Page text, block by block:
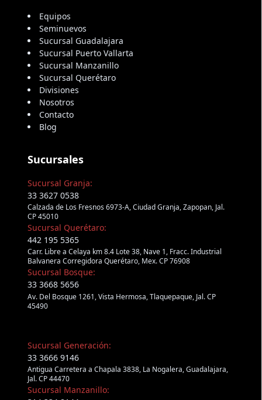
Equipos
Seminuevos
Sucursal Guadalajara
Sucursal Puerto Vallarta
Sucursal Manzanillo
Sucursal Querétaro
Divisiones
Nosotros
Contacto
Blog
Sucursales
Sucursal Granja:
33 3627 0538
Calzada de Los Fresnos 6973-A, Ciudad Granja, Zapopan, Jal.
CP 45010
Sucursal Querétaro:
442 195 5365
Carr. Libre a Celaya km 8.4 Lote 38, Nave 1, Fracc. Industrial
Balvanera Corregidora Querétaro, Mex. CP 76908
Sucursal Bosque:
33 3668 5656
Av. Del Bosque 1261, Vista Hermosa, Tlaquepaque, Jal. CP
45490
Sucursal Generación:
33 3666 9146
Antigua Carretera a Chapala 3838, La Nogalera, Guadalajara,
Jal. CP 44470
Sucursal Manzanillo: